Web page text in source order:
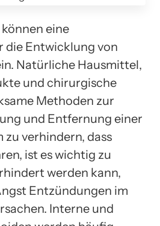
eine
die Entwicklung von
Natürliche Hausmittel,
und chirurgische
Methoden zur
und Entfernung einer
zu verhindern, dass
ist es wichtig zu
werden kann,
Entzündungen im
Interne und